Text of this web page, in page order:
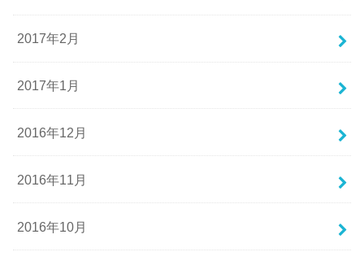
2017年2月
2017年1月
2016年12月
2016年11月
2016年10月